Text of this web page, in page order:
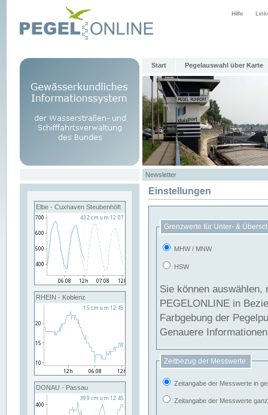
Hilfe
Start Pegelauswahl über Karte
Newsletter
Elbe - Cuxhaven Steubenhöft
RHEIN - Koblenz
DONAU - Passau
Einstellungen
Grenzwerte für Unter- &
MHW / MNW
HSW
Sie können
PEGELONLINE in Beziehung
Farbgebung der
Genauere
Zeitbezug der Messwerte:
Zeitangabe der Messwerte in
Zeitangabe der Messwerte